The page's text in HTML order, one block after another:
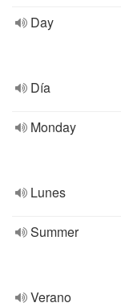
Day
Día
Monday
Lunes
Summer
Verano